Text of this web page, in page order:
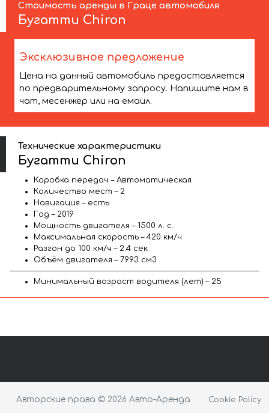
Стоимость аренды в Граце автомобиля
Бугатти Chiron
Эксклюзивное предложение
Цена на данный автомобиль предоставляется
по предварительному запросу. Напишите нам в
чат, месенжер или на емаил.
Технические характеристики
Бугатти Chiron
Коробка передач – Автоматическая
Количество мест – 2
Навигация – есть
Год – 2019
Мощность двигателя – 1500 л. с.
Максимальная скорость – 420 км/ч
Разгон до 100 км/ч – 2.4 сек
Объём двигателя – 7993 см3
Минимальный возраст водителя (лет) – 25
Авторские права © 2026 Авто-Аренда Cookie Policy